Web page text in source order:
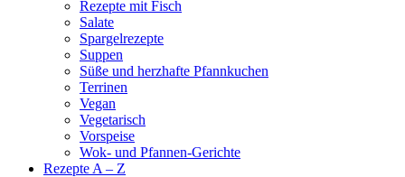
Rezepte mit Fisch
Salate
Spargelrezepte
Suppen
Süße und herzhafte Pfannkuchen
Terrinen
Vegan
Vegetarisch
Vorspeise
Wok- und Pfannen-Gerichte
Rezepte A – Z